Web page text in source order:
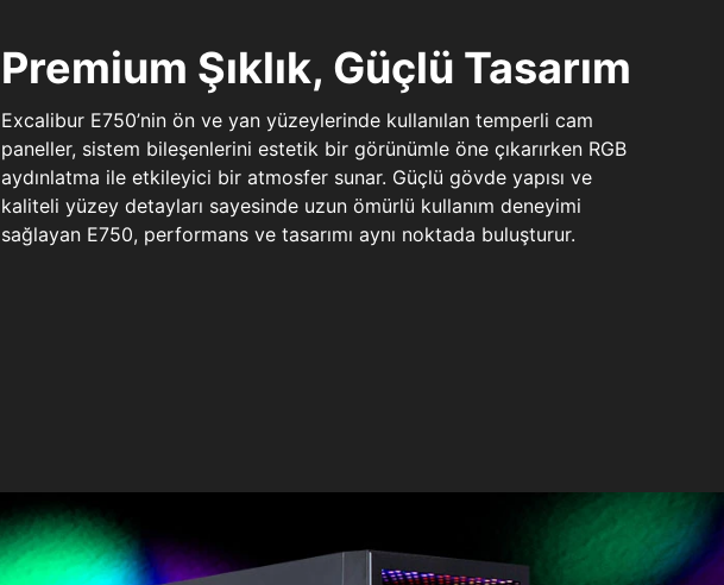
Premium Şıklık, Güçlü Tasarım
Excalibur E750’nin ön ve yan yüzeylerinde kullanılan temperli cam
paneller, sistem bileşenlerini estetik bir görünümle öne çıkarırken RGB
aydınlatma ile etkileyici bir atmosfer sunar. Güçlü gövde yapısı ve
kaliteli yüzey detayları sayesinde uzun ömürlü kullanım deneyimi
sağlayan E750, performans ve tasarımı aynı noktada buluşturur.